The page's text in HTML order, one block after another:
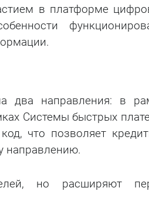
в платформе
два направления: в
Системы быстрых
что позволяет
направлению.
но расширяют